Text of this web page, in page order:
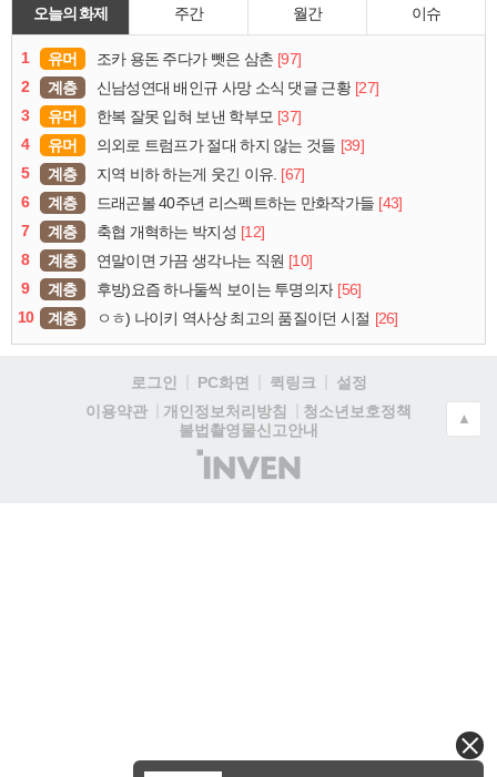
오늘의 화제 주간 월간 이슈
1 유머 조카 용돈 주다가 뺏은 삼촌 [97]
2
계층 신남성연대 배인규 사망 소식 댓글 근황 [27]
3
유머 한복 잘못 입혀 보낸 학부모 [37]
4
유머 의외로 트럼프가 절대 하지 않는 것들 [39]
5
계층 지역 비하 하는게 웃긴 이유. [67]
6
계층 드래곤볼 40주년 리스펙트하는 만화작가들 [43]
7
계층 축협 개혁하는 박지성 [12]
8
계층 연말이면 가끔 생각나는 직원 [10]
9
계층 후방)요즘 하나둘씩 보이는 투명의자 [56]
10
계층 ㅇㅎ) 나이키 역사상 최고의 품질이던 시절 [26]
로그인 PC화면 퀵링크
설정
이용약관
개인정보처리방침
청소년보호정책
불법촬영물신고안내
(주)
인
▲